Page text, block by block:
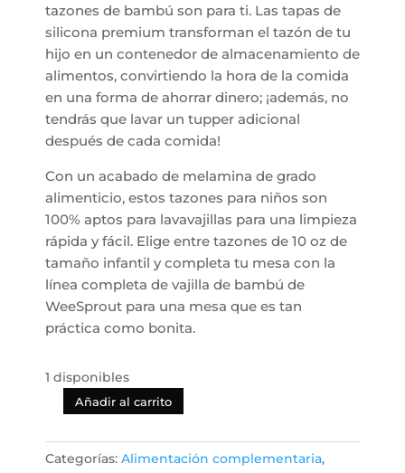
tazones de bambú son para ti. Las tapas de
silicona premium transforman el tazón de tu
hijo en un contenedor de almacenamiento de
alimentos, convirtiendo la hora de la comida
en una forma de ahorrar dinero; ¡además, no
tendrás que lavar un tupper adicional
después de cada comida!
Con un acabado de melamina de grado
alimenticio, estos tazones para niños son
100% aptos para lavavajillas para una limpieza
rápida y fácil. Elige entre tazones de 10 oz de
tamaño infantil y completa tu mesa con la
línea completa de vajilla de bambú de
WeeSprout para una mesa que es tan
práctica como bonita.
1 disponibles
Tazones
Bambú
Añadir al carrito
Categorías: Alimentación complementaria,